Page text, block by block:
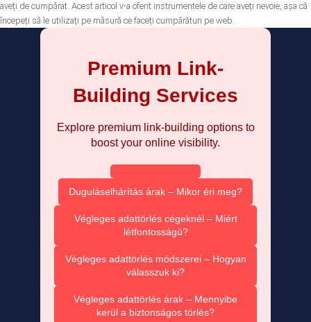
aveți de cumpărat. Acest articol v-a oferit instrumentele de care aveți nevoie, așa că
începeți să le utilizați pe măsură ce faceți cumpărături pe web.
Premium Link-
Building Services
Explore premium link-building options to
boost your online visibility.
Duguláselhárítás árak – Mikor éri meg?
Végleges adattörlés cégeknél – Miért
létfontosságú?
Végleges adattörlés módszerei – Hogyan
válasszuk ki?
Végleges adattörlés árak – Mennyibe
kerül a biztonságos törlés?